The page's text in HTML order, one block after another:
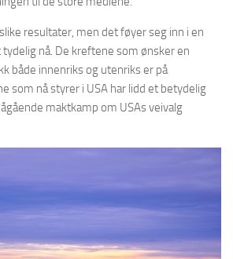
resultater, men det føyer seg inn i en
nå. De kreftene som ønsker en
både innenriks og utenriks er på
som nå styrer i USA har lidd et betydelig
maktkamp om USAs veivalg